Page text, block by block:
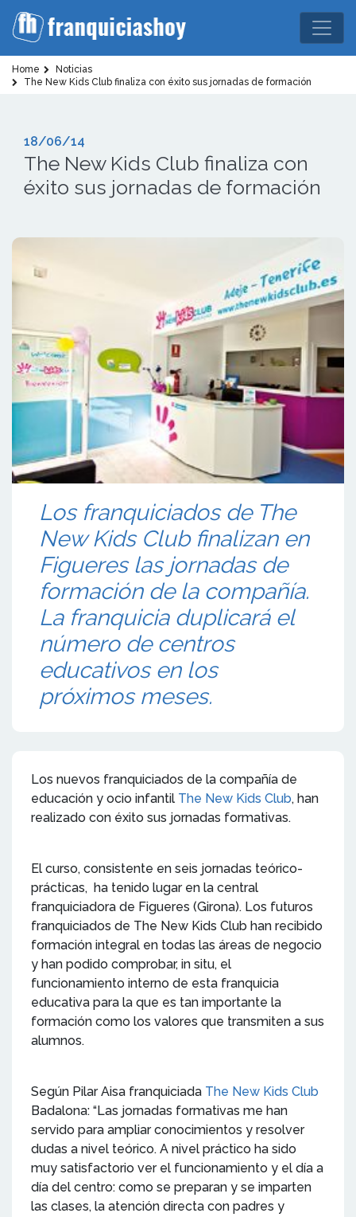
Home
Noticias
The New Kids Club finaliza con éxito sus jornadas de formación
18/06/14
The New Kids Club finaliza con
éxito sus jornadas de formación
Los franquiciados de The
New Kids Club finalizan en
Figueres las jornadas de
formación de la compañía.
La franquicia duplicará el
número de centros
educativos en los
próximos meses.
Los nuevos franquiciados de la compañía de
educación y ocio infantil The New Kids Club, han
realizado con éxito sus jornadas formativas.
El curso, consistente en seis jornadas teórico-
prácticas, ha tenido lugar en la central
franquiciadora de Figueres (Girona). Los futuros
franquiciados de The New Kids Club han recibido
formación integral en todas las áreas de negocio
y han podido comprobar, in situ, el
funcionamiento interno de esta franquicia
educativa para la que es tan importante la
formación como los valores que transmiten a sus
alumnos.
Según Pilar Aisa franquiciada The New Kids Club
Badalona: “Las jornadas formativas me han
servido para ampliar conocimientos y resolver
dudas a nivel teórico. A nivel práctico ha sido
muy satisfactorio ver el funcionamiento y el día a
día del centro: como se preparan y se imparten
las clases, la atención directa con padres y